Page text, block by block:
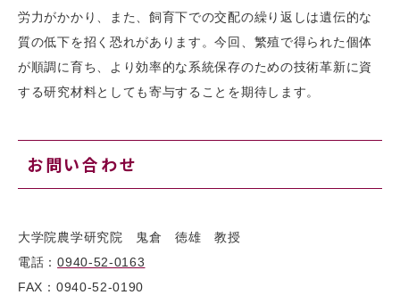
労力がかかり、また、飼育下での交配の繰り返しは遺伝的な
質の低下を招く恐れがあります。今回、繁殖で得られた個体
が順調に育ち、より効率的な系統保存のための技術革新に資
する研究材料としても寄与することを期待します。
お問い合わせ
大学院農学研究院 鬼倉 徳雄 教授
電話：0940-52-0163
FAX：0940-52-0190